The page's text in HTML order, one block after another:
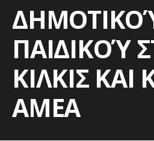
ΠΑΙΔΙΚΟΎ
ΚΙΛΚΙΣ ΚΑΙ
ΑΜΕΑ